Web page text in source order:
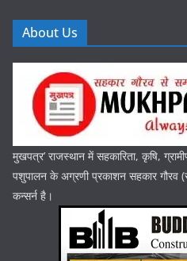
About Us
मुखपत्र’ राजस्थान में सहकारिता, कृषि,
पशुपालन के अग्रणी प्रकाशन सहकार गौरव
कन्सर्न है।